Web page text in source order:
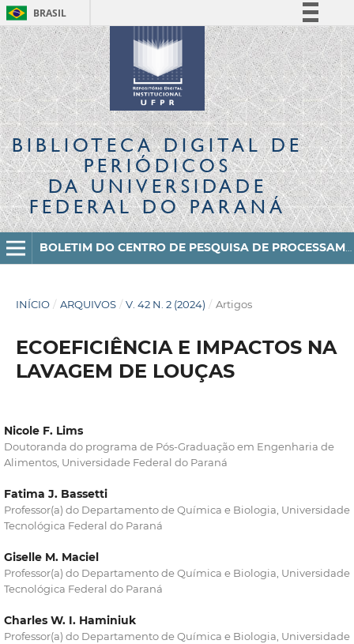
BRASIL
Simplifique!
Comunica BR
Participe
Acesso à informação
Legislação
Canais
BIBLIOTECA DIGITALDE
PERIÓDICOS
DA UNIVERSIDADE
FEDERAL DO PARANÁ
BOLETIM DO CENTRO DE PESQUISA DE PROCESSAMENTO DE ALIMENTOS
INÍCIO / ARQUIVOS / V. 42 N. 2 (2024) / Artigos
ECOEFICIÊNCIA E IMPACTOS NA
LAVAGEM DE LOUÇAS
Nicole F. Lims
Doutoranda do programa de Pós-Graduação em Engenharia de
Alimentos, Universidade Federal do Paraná
Fatima J. Bassetti
Professor(a) do Departamento de Química e Biologia, Universidade
Tecnológica Federal do Paraná
Giselle M. Maciel
Professor(a) do Departamento de Química e Biologia, Universidade
Tecnológica Federal do Paraná
Charles W. I. Haminiuk
Professor(a) do Departamento de Química e Biologia, Universidade